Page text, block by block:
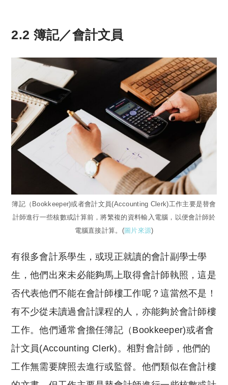
2.2 簿記／會計文員
簿記（Bookkeeper)或者會計文員(Accounting Clerk)工作主要是替會
計師進行一些核數或計算前，將繁複的資料輸入電腦，以便會計師於
電腦直接計算。(圖片來源)
有很多會計系學生，或現正就讀的會計副學士學
生，他們出來未必能夠馬上取得會計師執照，這是
否代表他們不能在會計師樓工作呢？這當然不是！
有不少從未讀過會計課程的人，亦能夠於會計師樓
工作。他們通常會擔任簿記（Bookkeeper)或者會
計文員(Accounting Clerk)。相對會計師，他們的
工作無需要牌照去進行或監督。他們類似在會計樓